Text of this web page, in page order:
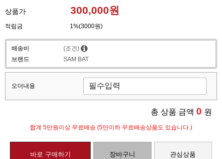
상품가
300,000원
적립금 1%(3000원)
배송비
(조건)
브랜드
SAM BAT
오더내용
총 상품 금액 0 원
합계 5만원이상 무료배송 (5만이하 무료배송상품도 있습니다.)
바로 구매하기 장바구니 관심상품